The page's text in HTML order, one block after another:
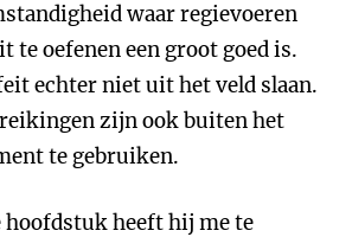
waar regievoeren
te oefenen een groot goed is.
echter niet uit het veld slaan.
zijn ook buiten het
te gebruiken.
hoofdstuk heeft hij me te